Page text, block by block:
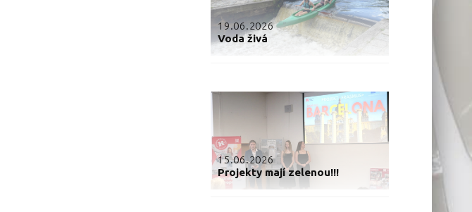
19.06.2026
Voda živá
15.06.2026
Projekty mají zelenou!!!